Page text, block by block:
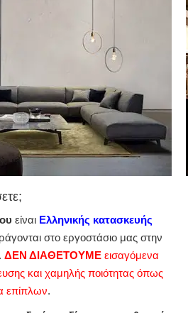
είναι Ελληνικής κατασκευής
στο εργοστάσιο μας στην
ΔΕΝ ΔΙΑΘΕΤΟΥΜΕ εισαγόμενα
και χαμηλής ποιότητας όπως
επίπλων.